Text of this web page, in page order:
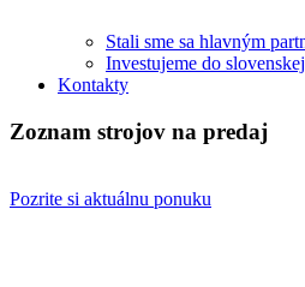
Stali sme sa hlavným
Investujeme do
Kontakty
Zoznam strojov na predaj
Pozrite si aktuálnu ponuku